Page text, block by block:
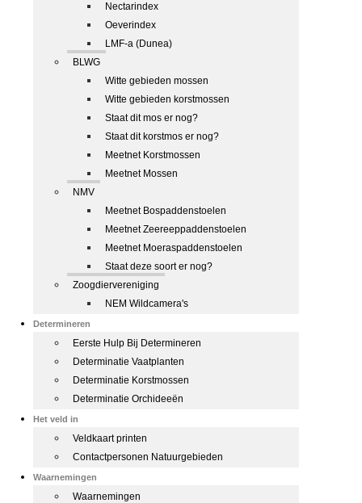
Nectarindex
Oeverindex
LMF-a (Dunea)
BLWG
Witte gebieden mossen
Witte gebieden korstmossen
Staat dit mos er nog?
Staat dit korstmos er nog?
Meetnet Korstmossen
Meetnet Mossen
NMV
Meetnet Bospaddenstoelen
Meetnet Zeereeppaddenstoelen
Meetnet Moeraspaddenstoelen
Staat deze soort er nog?
Zoogdiervereniging
NEM Wildcamera's
Determineren
Eerste Hulp Bij Determineren
Determinatie Vaatplanten
Determinatie Korstmossen
Determinatie Orchideeën
Het veld in
Veldkaart printen
Contactpersonen Natuurgebieden
Waarnemingen
Waarnemingen